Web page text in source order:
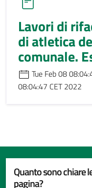
Lavori di
di atletica
comunale.
Tue Feb 08
08:04:47 CET 2022
Quanto sono chiare
pagina?